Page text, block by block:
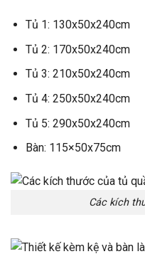
Tủ 1: 130x50x240cm
Tủ 2: 170x50x240cm
Tủ 3: 210x50x240cm
Tủ 4: 250x50x240cm
Tủ 5: 290x50x240cm
Bàn: 115×50x75cm
Các kích